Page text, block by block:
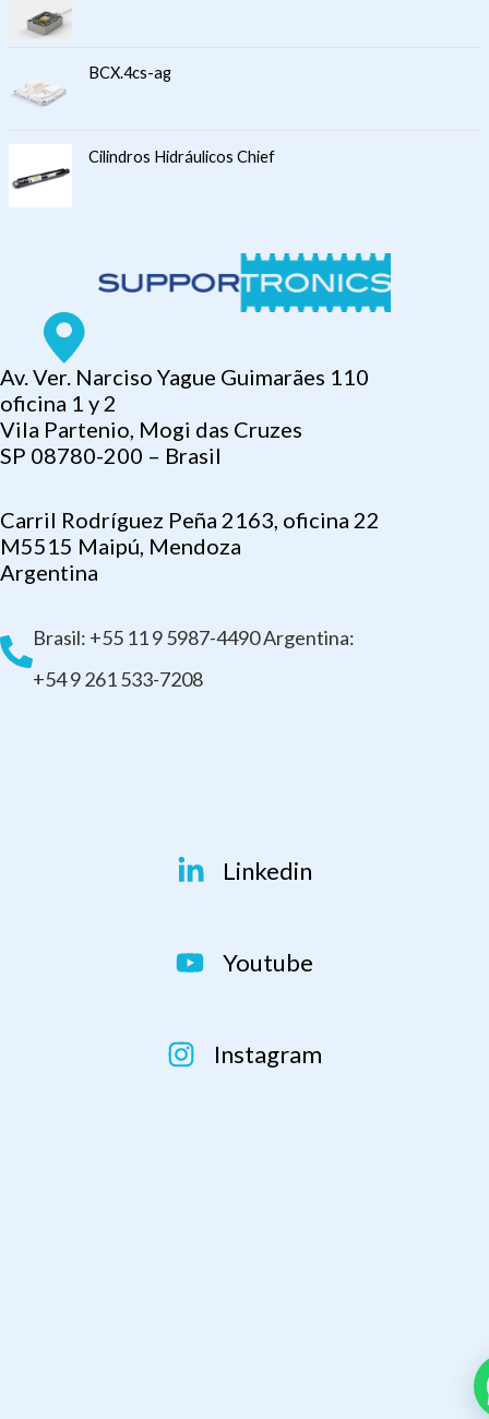
BCX.4cs-ag
Cilindros Hidráulicos Chief
Av. Ver. Narciso Yague Guimarães 110
oficina 1 y 2
Vila Partenio, Mogi das Cruzes
SP 08780-200 – Brasil
Carril Rodríguez Peña 2163, oficina 22
M5515 Maipú, Mendoza
Argentina
Brasil: +55 11 9 5987-4490 Argentina:
+54 9 261 533-7208
Linkedin
Youtube
Instagram